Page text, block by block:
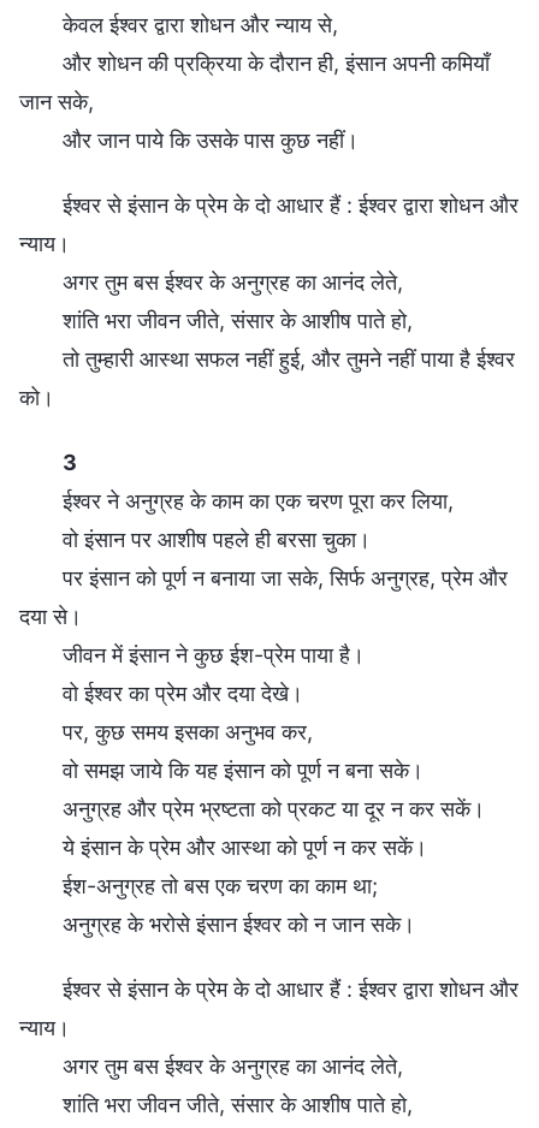
केवल ईश्वर द्वारा शोधन और न्याय से,
और शोधन की प्रक्रिया के दौरान ही, इंसान अपनी कमियाँ
जान सके,
और जान पाये कि उसके पास कुछ नहीं।
ईश्वर से इंसान के प्रेम के दो आधार हैं : ईश्वर द्वारा शोधन और
न्याय।
अगर तुम बस ईश्वर के अनुग्रह का आनंद लेते,
शांति भरा जीवन जीते, संसार के आशीष पाते हो,
तो तुम्हारी आस्था सफल नहीं हुई, और तुमने नहीं पाया है ईश्वर
को।
3
ईश्वर ने अनुग्रह के काम का एक चरण पूरा कर लिया,
वो इंसान पर आशीष पहले ही बरसा चुका।
पर इंसान को पूर्ण न बनाया जा सके, सिर्फ अनुग्रह, प्रेम और
दया से।
जीवन में इंसान ने कुछ ईश-प्रेम पाया है।
वो ईश्वर का प्रेम और दया देखे।
पर, कुछ समय इसका अनुभव कर,
वो समझ जाये कि यह इंसान को पूर्ण न बना सके।
अनुग्रह और प्रेम भ्रष्टता को प्रकट या दूर न कर सकें।
ये इंसान के प्रेम और आस्था को पूर्ण न कर सकें।
ईश-अनुग्रह तो बस एक चरण का काम था;
अनुग्रह के भरोसे इंसान ईश्वर को न जान सके।
ईश्वर से इंसान के प्रेम के दो आधार हैं : ईश्वर द्वारा शोधन और
न्याय।
अगर तुम बस ईश्वर के अनुग्रह का आनंद लेते,
शांति भरा जीवन जीते, संसार के आशीष पाते हो,